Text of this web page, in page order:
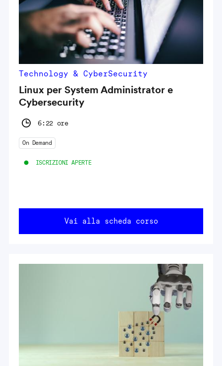
Technology & CyberSecurity
Linux per System Administrator e
Cybersecurity
6:22 ore
On Demand
ISCRIZIONI APERTE
Vai alla scheda corso